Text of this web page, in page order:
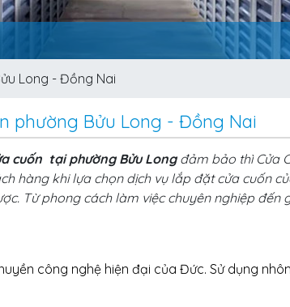
Long - Đồng Nai
phường Bửu Long - Đồng Nai
cuốn tại phường Bửu Long đảm bảo thì Cửa
hàng khi lựa chọn dịch vụ lắp đặt cửa cuốn
Từ phong cách làm việc chuyên nghiệp đến
công nghệ hiện đại của Đức. Sử dụng